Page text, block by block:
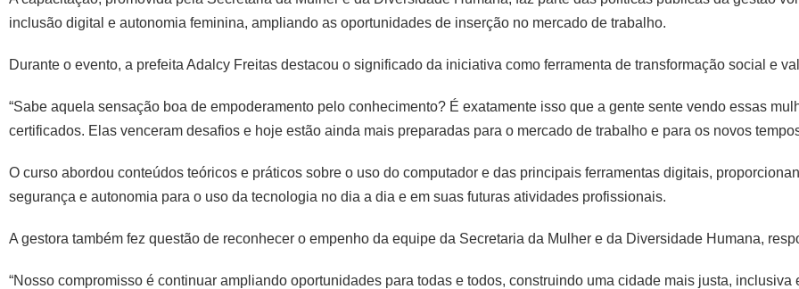
inclusão digital e autonomia feminina, ampliando as oportunidades de inserção no mercado de trabalho.
Durante o evento, a prefeita Adalcy Freitas destacou o significado da iniciativa como ferramenta de transformação social e
“Sabe aquela sensação boa de empoderamento pelo conhecimento? É exatamente isso que a gente sente vendo essas
certificados. Elas venceram desafios e hoje estão ainda mais preparadas para o mercado de trabalho e para os novos
O curso abordou conteúdos teóricos e práticos sobre o uso do computador e das principais ferramentas digitais,
segurança e autonomia para o uso da tecnologia no dia a dia e em suas futuras atividades profissionais.
A gestora também fez questão de reconhecer o empenho da equipe da Secretaria da Mulher e da Diversidade Humana,
“Nosso compromisso é continuar ampliando oportunidades para todas e todos, construindo uma cidade mais justa, inclusiva